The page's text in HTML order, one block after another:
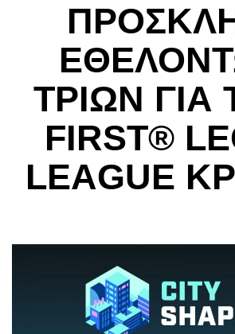
ΤΡΙΩΝ ΓΙΑ
FIRST®
LEAGUE